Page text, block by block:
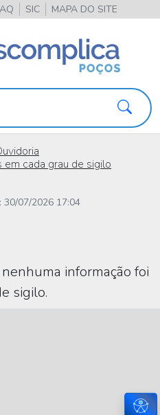
SIC MAPA DO SITE
cada grau de sigilo
07/2026 17:04
informação foi
sigilo.